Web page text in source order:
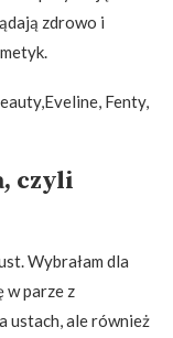
zdrowo i
czyli
Wybrałam dla
w parze z
ustach, ale również